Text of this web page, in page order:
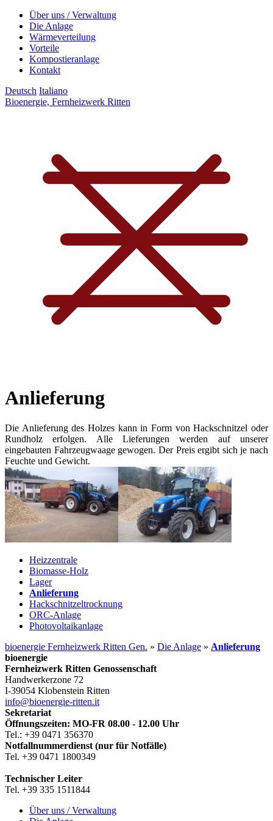
Über uns / Verwaltung
Die Anlage
Wärmeverteilung
Vorteile
Kompostieranlage
Kontakt
Deutsch Italiano
Bioenergie, Fernheizwerk Ritten
Anlieferung
Die Anlieferung des Holzes kann in Form von Hackschnitzel oder
Rundholz erfolgen. Alle Lieferungen werden auf unserer
eingebauten Fahrzeugwaage gewogen. Der Preis ergibt sich je nach
Feuchte und Gewicht.
Heizzentrale
Biomasse-Holz
Lager
Anlieferung
Hackschnitzeltrocknung
ORC-Anlage
Photovoltaikanlage
bioenergie Fernheizwerk Ritten Gen. » Die Anlage » Anlieferung
bioenergie
Fernheizwerk Ritten Genossenschaft
Handwerkerzone 72
I-39054 Klobenstein Ritten
info@bioenergie-ritten.it
Sekretariat
Öffnungszeiten: MO-FR 08.00 - 12.00 Uhr
Tel.: +39 0471 356370
Notfallnummerdienst (nur für Notfälle)
Tel. +39 0471 1800349
Technischer Leiter
Tel. +39 335 1511844
Über uns / Verwaltung